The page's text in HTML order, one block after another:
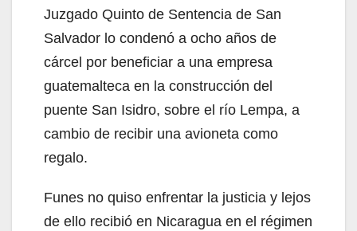
Juzgado Quinto de Sentencia de San
Salvador lo condenó a ocho años de
cárcel por beneficiar a una empresa
guatemalteca en la construcción del
puente San Isidro, sobre el río Lempa, a
cambio de recibir una avioneta como
regalo.
Funes no quiso enfrentar la justicia y lejos
de ello recibió en Nicaragua en el régimen